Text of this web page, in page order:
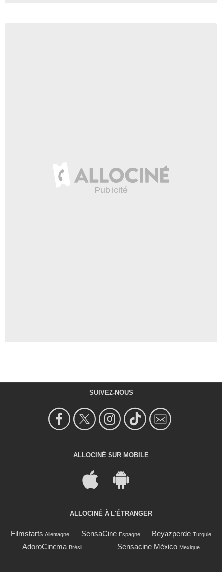
SUIVEZ-NOUS
ALLOCINÉ SUR MOBILE
ALLOCINÉ À L'ÉTRANGER
Filmstarts Allemagne SensaCine Espagne Beyazperde Turquie
AdoroCinema Brésil Sensacine México Mexique